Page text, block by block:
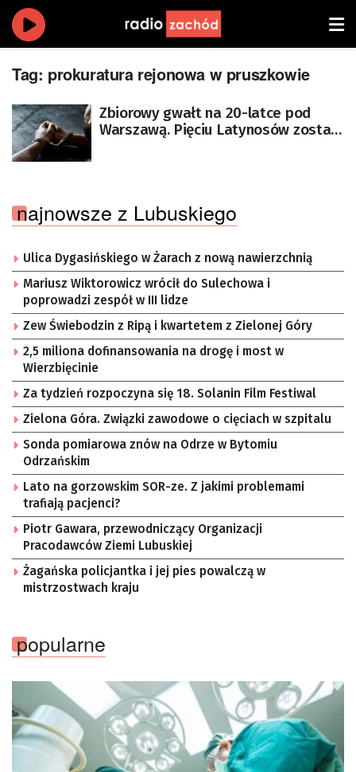
Tag: prokuratura rejonowa w pruszkowie
Zbiorowy gwałt na 20-latce pod
Warszawą. Pięciu Latynosów zostało
najnowsze z Lubuskiego
Ulica Dygasińskiego w Żarach z nową nawierzchnią
Mariusz Wiktorowicz wrócił do Sulechowa i
poprowadzi zespół w III lidze
Zew Świebodzin z Ripą i kwartetem z Zielonej Góry
2,5 miliona dofinansowania na drogę i most w
Wierzbięcinie
Za tydzień rozpoczyna się 18. Solanin Film Festiwal
Zielona Góra. Związki zawodowe o cięciach w szpitalu
Sonda pomiarowa znów na Odrze w Bytomiu
Odrzańskim
Lato na gorzowskim SOR-ze. Z jakimi problemami
trafiają pacjenci?
Piotr Gawara, przewodniczący Organizacji
Pracodawców Ziemi Lubuskiej
Żagańska policjantka i jej pies powalczą w
mistrzostwach kraju
popularne